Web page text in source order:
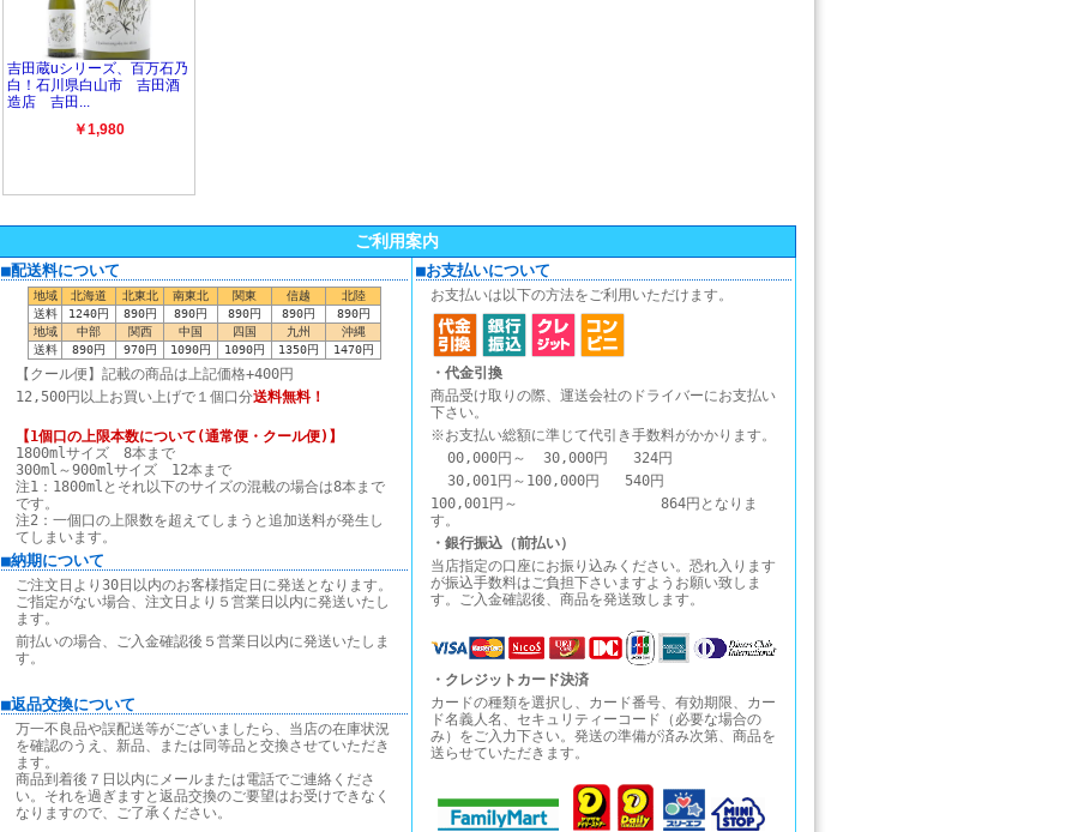
ご利用案内
■配送料について
地域 北海道 北東北 南東北 関東 信越
北陸
送料
1240円 890円 890円 890円 890円
890円
地域
中部 関西 中国 四国 九州
沖縄
送料
890円 970円 1090円 1090円 1350円 1470円
【クール便】記載の商品は上記価格+400円
12,500円以上お買い上げで１個口分送料無料！
【1個口の上限本数について(通常便・クール便)】
1800mlサイズ 8本まで
300ml～900mlサイズ 12本まで
注1：1800mlとそれ以下のサイズの混載の場合は8本まで
です。
注2：一個口の上限数を超えてしまうと追加送料が発生し
てしまいます。
■納期について
ご注文日より30日以内のお客様指定日に発送となります。
ご指定がない場合、注文日より５営業日以内に発送いたし
ます。
前払いの場合、ご入金確認後５営業日以内に発送いたしま
す。
■返品交換について
万一不良品や誤配送等がございましたら、当店の在庫状況
を確認のうえ、新品、または同等品と交換させていただき
ます。
商品到着後７日以内にメールまたは電話でご連絡くださ
い。それを過ぎますと返品交換のご要望はお受けできなく
なりますので、ご了承ください。
■お支払いについて
お支払いは以下の方法をご利用いただけます。
・代金引換
商品受け取りの際、運送会社のドライバーにお支払い
下さい。
※お支払い総額に準じて代引き手数料がかかります。
00,000円～ 30,000円 324円
30,001円～100,000円 540円
100,001円～ 864円となりま
す。
・銀行振込（前払い）
当店指定の口座にお振り込みください。恐れ入ります
が振込手数料はご負担下さいますようお願い致しま
す。ご入金確認後、商品を発送致します。
・クレジットカード決済
カードの種類を選択し、カード番号、有効期限、カー
ド名義人名、セキュリティーコード（必要な場合の
み）をご入力下さい。発送の準備が済み次第、商品を
送らせていただきます。